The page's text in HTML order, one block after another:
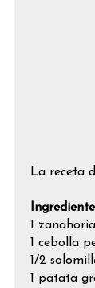
La receta
1 zanahoria
1 cebolla
1/2
1 patata